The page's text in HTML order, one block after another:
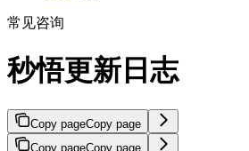
常见咨询
秒悟更新日志
Copy pageCopy page
Copy pageCopy page